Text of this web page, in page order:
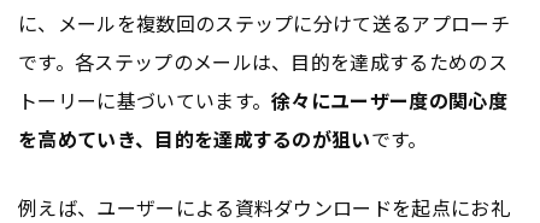
に、メールを複数回のステップに分けて送るアプローチ
です。各ステップのメールは、目的を達成するためのス
トーリーに基づいています。徐々にユーザー度の関心度
を高めていき、目的を達成するのが狙いです。
例えば、ユーザーによる資料ダウンロードを起点にお礼